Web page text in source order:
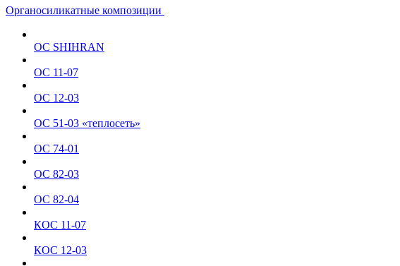
Органосиликатные композиции
ОС SHIHRAN
ОС 11-07
ОС 12-03
ОС 51-03 «теплосеть»
ОС 74-01
ОС 82-03
ОС 82-04
КОС 11-07
КОС 12-03